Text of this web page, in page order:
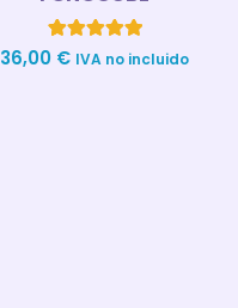
Valorado con
5.00
1
36,00 € IVA no incluido